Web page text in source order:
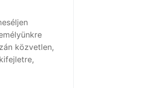
közvetlen,